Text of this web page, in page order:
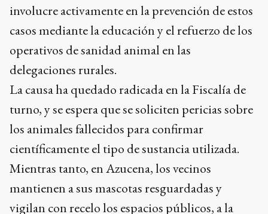
involucre activamente en la prevención de estos
casos mediante la educación y el refuerzo de los
operativos de sanidad animal en las
delegaciones rurales.
La causa ha quedado radicada en la Fiscalía de
turno, y se espera que se soliciten pericias sobre
los animales fallecidos para confirmar
científicamente el tipo de sustancia utilizada.
Mientras tanto, en Azucena, los vecinos
mantienen a sus mascotas resguardadas y
vigilan con recelo los espacios públicos, a la